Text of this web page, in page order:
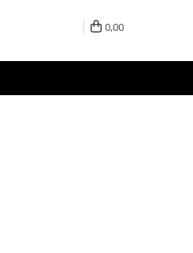
0,00